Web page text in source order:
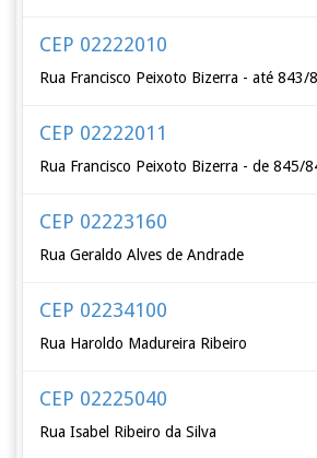
CEP 02222010
Rua Francisco Peixoto Bizerra - até 843/
CEP 02222011
Rua Francisco Peixoto Bizerra - de 845/
CEP 02223160
Rua Geraldo Alves de Andrade
CEP 02234100
Rua Haroldo Madureira Ribeiro
CEP 02225040
Rua Isabel Ribeiro da Silva